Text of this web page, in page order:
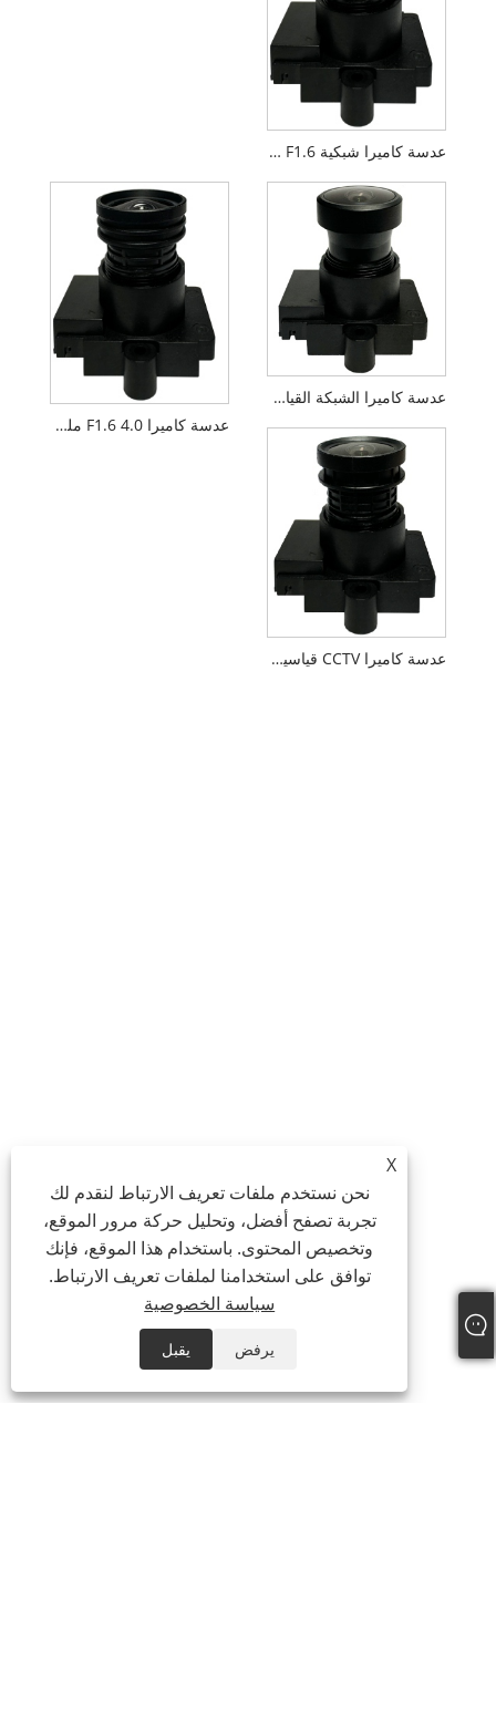
عدسة كاميرا شبكية F1.6 مقاس 4.0 مم 1/2.7 بوصة M12 PL066
عدسة كاميرا F1.6 4.0 ملم 1/2.7 بوصة M12 FPV بدون طيار
عدسة كاميرا الشبكة القياسية M12 F1.6 3.0 مم 1/2.7 بوصة
عدسة كاميرا CCTV قياسية M12 F1.6 2.8 مم 1/2.7 بوصة
X
نحن نستخدم ملفات تعريف الارتباط لنقدم لك
تجربة تصفح أفضل، وتحليل حركة مرور الموقع،
وتخصيص المحتوى. باستخدام هذا الموقع، فإنك
توافق على استخدامنا لملفات تعريف الارتباط.
سياسة الخصوصية
يرفض يقبل